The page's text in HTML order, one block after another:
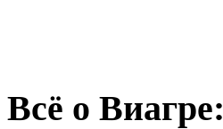
Всё о Виагре: